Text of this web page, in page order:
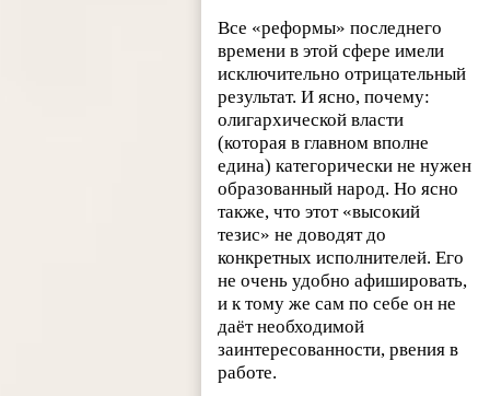
Все «реформы» последнего
времени в этой сфере имели
исключительно отрицательный
результат. И ясно, почему:
олигархической власти
(которая в главном вполне
едина) категорически не нужен
образованный народ. Но ясно
также, что этот «высокий
тезис» не доводят до
конкретных исполнителей. Его
не очень удобно афишировать,
и к тому же сам по себе он не
даёт необходимой
заинтересованности, рвения в
работе.